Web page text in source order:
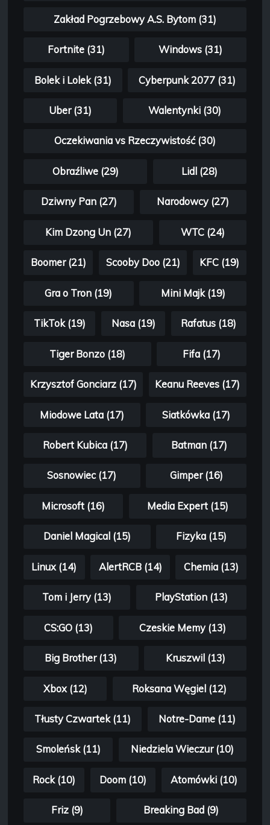
Zakład Pogrzebowy A.S. Bytom (31)
Fortnite (31) Windows (31)
Bolek i Lolek (31) Cyberpunk 2077 (31)
Uber (31) Walentynki (30)
Oczekiwania vs Rzeczywistość (30)
Obraźliwe (29) Lidl (28)
Dziwny Pan (27) Narodowcy (27)
Kim Dzong Un (27) WTC (24)
Boomer (21) Scooby Doo (21) KFC (19)
Gra o Tron (19) Mini Majk (19)
TikTok (19) Nasa (19) Rafatus (18)
Tiger Bonzo (18) Fifa (17)
Krzysztof Gonciarz (17) Keanu Reeves (17)
Miodowe Lata (17) Siatkówka (17)
Robert Kubica (17) Batman (17)
Sosnowiec (17) Gimper (16)
Microsoft (16) Media Expert (15)
Daniel Magical (15) Fizyka (15)
Linux (14) AlertRCB (14) Chemia (13)
Tom i Jerry (13) PlayStation (13)
CS:GO (13) Czeskie Memy (13)
Big Brother (13) Kruszwil (13)
Xbox (12) Roksana Węgiel (12)
Tłusty Czwartek (11) Notre-Dame (11)
Smoleńsk (11) Niedziela Wieczur (10)
Rock (10) Doom (10) Atomówki (10)
Friz (9) Breaking Bad (9)